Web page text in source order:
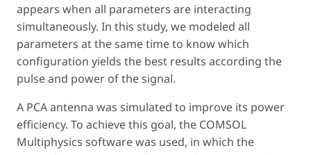
appears when all parameters are interacting
simultaneously. In this study, we modeled all
parameters at the same time to know which
configuration yields the best results according the
pulse and power of the signal.
A PCA antenna was simulated to improve its power
efficiency. To achieve this goal, the COMSOL
Multiphysics software was used, in which the